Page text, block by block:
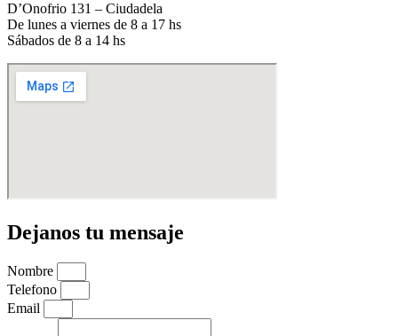
D’Onofrio 131 – Ciudadela
De lunes a viernes de 8 a 17 hs
Sábados de 8 a 14 hs
Dejanos tu mensaje
Nombre
Telefono
Email